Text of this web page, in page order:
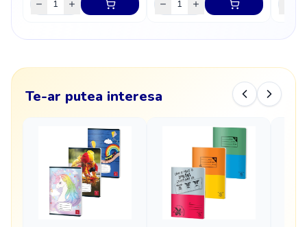
Te-ar putea interesa